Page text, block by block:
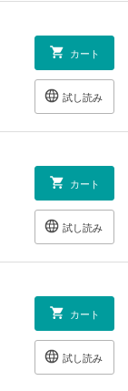
カート
試し読み
カート
試し読み
カート
試し読み